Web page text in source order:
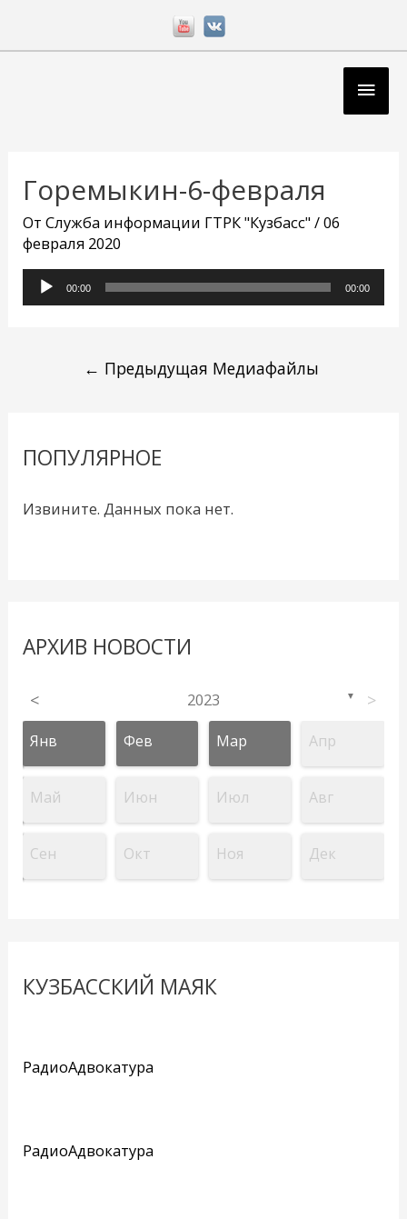
Горемыкин-6-февраля
ОтСлужба информации ГТРК "Кузбасс"/06
февраля 2020
Аудиоплеер
00:00 00:00
записям
← Предыдущая Медиафайлы
ПОПУЛЯРНОЕ
Извините. Данных пока нет.
АРХИВ НОВОСТИ
< 2023 ▼ >
Янв Фев Мар Апр
Май Июн Июл Авг
Сен Окт Ноя Дек
КУЗБАССКИЙ МАЯК
РадиоАдвокатура
РадиоАдвокатура